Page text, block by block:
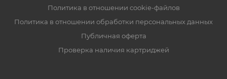
Политика в отношении cookie-файлов
Политика в отношении обработки персональных данных
Публичная оферта
Проверка наличия картриджей